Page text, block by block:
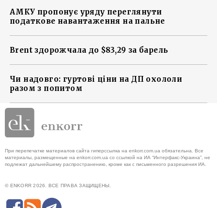
АМКУ пропонує уряду переглянути
податкове навантаження на пальне
Brent здорожчала до $83,29 за барель
Чи надовго: гуртові ціни на ДП охололи
разом з попитом
При перепечатке материалов сайта гиперссылка на enkorr.com.ua обязательна. Все
материалы, размещенные на enkorr.com.ua со ссылкой на ИА “Интерфакс-Украина”, не
подлежат дальнейшему распространению, кроме как с письменного разрешения ИА.
© ENKORR 2026. ВСЕ ПРАВА ЗАЩИЩЕНЫ.